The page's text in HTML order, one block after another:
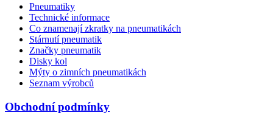
Pneumatiky
Technické informace
Co znamenají zkratky na pneumatikách
Stárnutí pneumatik
Značky pneumatik
Disky kol
Mýty o zimních pneumatikách
Seznam výrobců
Obchodní podmínky